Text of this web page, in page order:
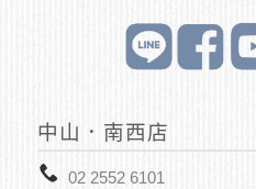
中山．南西店
02 2552 6101